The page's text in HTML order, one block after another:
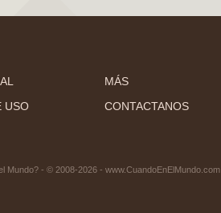
MÁS
USO CONTACTANOS
Mundo? - © 2008-2026 - www.CuandoEnElMundo.com